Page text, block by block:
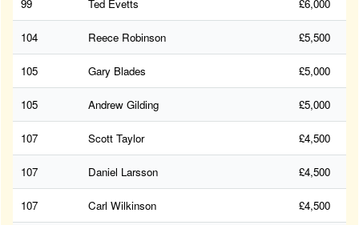
99 Ted Evetts £6,000
104 Reece Robinson £5,500
105 Gary Blades £5,000
105 Andrew Gilding £5,000
107 Scott Taylor £4,500
107 Daniel Larsson £4,500
107 Carl Wilkinson £4,500